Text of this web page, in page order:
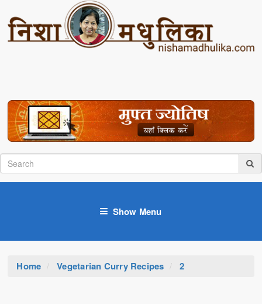
Show Menu
Home Vegetarian Curry Recipes 2